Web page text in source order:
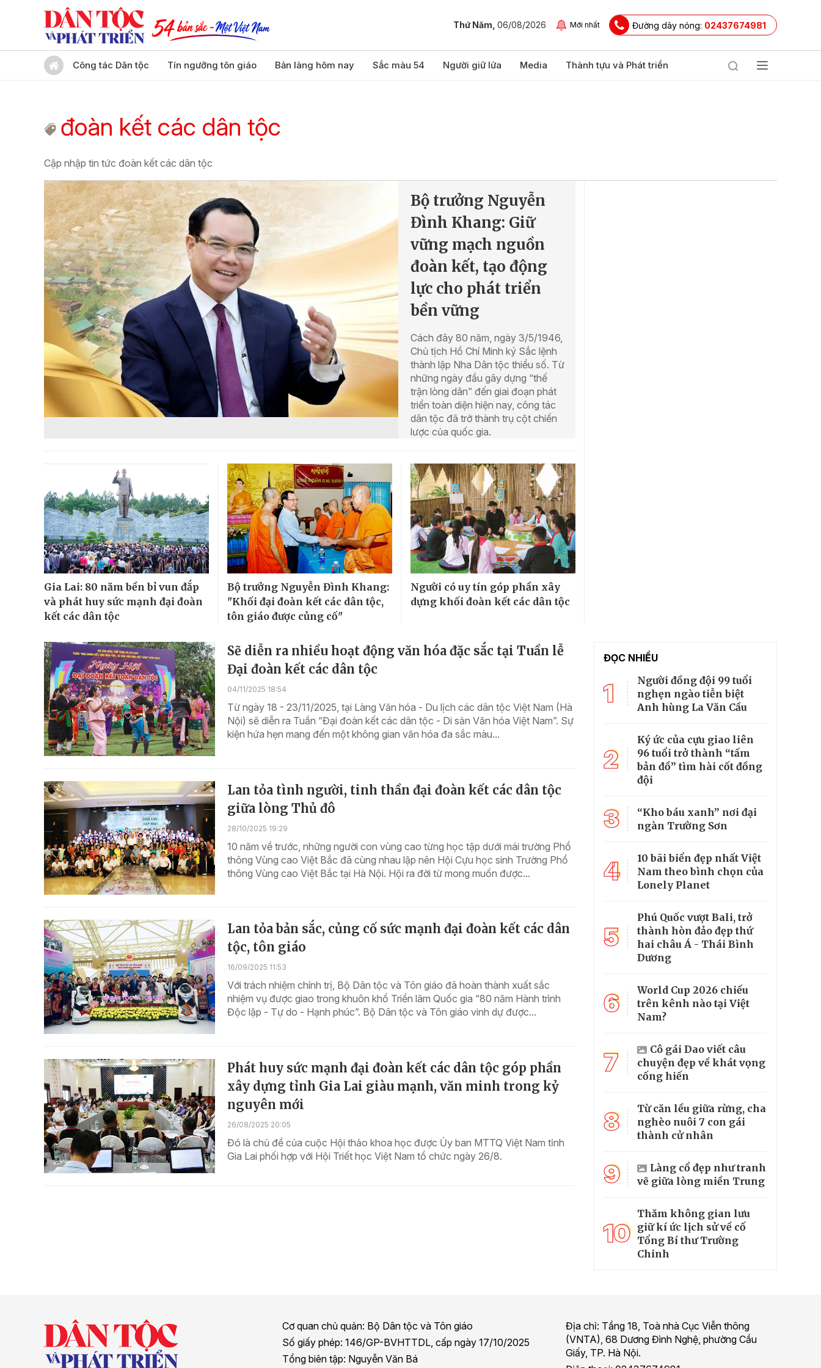
Thứ Năm, 06/08/2026 Mới nhất Đường dây nóng: 02437674981
Công tác Dân tộc Tín ngưỡng tôn giáo Bản làng hôm nay Sắc màu 54 Người giữ lửa Media Thành tựu và Phát triển
đoàn kết các dân tộc
Cập nhập tin tức đoàn kết các dân tộc
Bộ trưởng Nguyễn
Đình Khang: Giữ
vững mạch nguồn
đoàn kết, tạo động
lực cho phát triển
bền vững
Cách đây 80 năm, ngày 3/5/1946,
Chủ tịch Hồ Chí Minh ký Sắc lệnh
thành lập Nha Dân tộc thiểu số. Từ
những ngày đầu gây dựng “thế
trận lòng dân” đến giai đoạn phát
triển toàn diện hiện nay, công tác
dân tộc đã trở thành trụ cột chiến
lược của quốc gia.
Gia Lai: 80 năm bền bỉ vun đắp
và phát huy sức mạnh đại đoàn
kết các dân tộc
Bộ trưởng Nguyễn Đình Khang:
"Khối đại đoàn kết các dân tộc,
tôn giáo được củng cố"
Người có uy tín góp phần xây
dựng khối đoàn kết các dân tộc
Sẽ diễn ra nhiều hoạt động văn hóa đặc sắc tại Tuần lễ
Đại đoàn kết các dân tộc
04/11/2025 18:54
Từ ngày 18 - 23/11/2025, tại Làng Văn hóa - Du lịch các dân tộc Việt Nam (Hà
Nội) sẽ diễn ra Tuần “Đại đoàn kết các dân tộc - Di sản Văn hóa Việt Nam”. Sự
kiện hứa hẹn mang đến một không gian văn hóa đa sắc màu...
Lan tỏa tình người, tinh thần đại đoàn kết các dân tộc
giữa lòng Thủ đô
28/10/2025 19:29
10 năm về trước, những người con vùng cao từng học tập dưới mái trường Phổ
thông Vùng cao Việt Bắc đã cùng nhau lập nên Hội Cựu học sinh Trường Phổ
thông Vùng cao Việt Bắc tại Hà Nội. Hội ra đời từ mong muốn được...
Lan tỏa bản sắc, củng cố sức mạnh đại đoàn kết các dân
tộc, tôn giáo
16/09/2025 11:53
Với trách nhiệm chính trị, Bộ Dân tộc và Tôn giáo đã hoàn thành xuất sắc
nhiệm vụ được giao trong khuôn khổ Triển lãm Quốc gia “80 năm Hành trình
Độc lập - Tự do - Hạnh phúc”. Bộ Dân tộc và Tôn giáo vinh dự được...
Phát huy sức mạnh đại đoàn kết các dân tộc góp phần
xây dựng tỉnh Gia Lai giàu mạnh, văn minh trong kỷ
nguyên mới
26/08/2025 20:05
Đó là chủ đề của cuộc Hội thảo khoa học được Ủy ban MTTQ Việt Nam tỉnh
Gia Lai phối hợp với Hội Triết học Việt Nam tổ chức ngày 26/8.
ĐỌC NHIỀU
1
Người đồng đội 99 tuổi
nghẹn ngào tiễn biệt
Anh hùng La Văn Cầu
2
Ký ức của cựu giao liên
96 tuổi trở thành “tấm
bản đồ” tìm hài cốt đồng
đội
3
“Kho báu xanh” nơi đại
ngàn Trường Sơn
4
10 bãi biển đẹp nhất Việt
Nam theo bình chọn của
Lonely Planet
5
Phú Quốc vượt Bali, trở
thành hòn đảo đẹp thứ
hai châu Á - Thái Bình
Dương
6
World Cup 2026 chiếu
trên kênh nào tại Việt
Nam?
7
Cô gái Dao viết câu
chuyện đẹp về khát vọng
cống hiến
8
Từ căn lều giữa rừng, cha
nghèo nuôi 7 con gái
thành cử nhân
9
Làng cổ đẹp như tranh
vẽ giữa lòng miền Trung
10
Thăm không gian lưu
giữ kí ức lịch sử về cố
Tổng Bí thư Trường
Chinh
Cơ quan chủ quản: Bộ Dân tộc và Tôn giáo
Số giấy phép: 146/GP-BVHTTDL, cấp ngày 17/10/2025
Tổng biên tập: Nguyễn Văn Bá
Địa chỉ: Tầng 18, Toà nhà Cục Viễn thông
(VNTA), 68 Dương Đình Nghệ, phường Cầu
Giấy, TP. Hà Nội.